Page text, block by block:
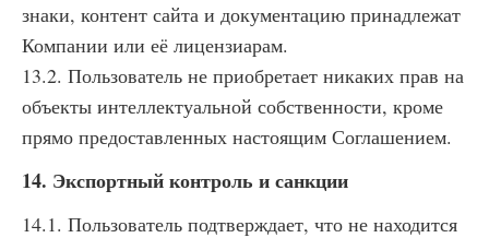
знаки, контент сайта и документацию принадлежат
Компании или её лицензиарам.
13.2. Пользователь не приобретает никаких прав на
объекты интеллектуальной собственности, кроме
прямо предоставленных настоящим Соглашением.
14. Экспортный контроль и санкции
14.1. Пользователь подтверждает, что не находится